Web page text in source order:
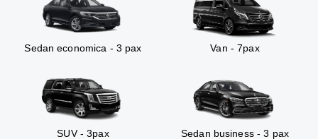
Sedan economica - 3 pax Van - 7pax
SUV - 3pax Sedan business - 3 pax